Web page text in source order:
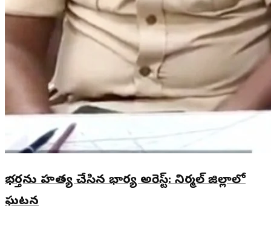
భర్తను హత్య చేసిన భార్య అరెస్ట్: నిర్మల్ జిల్లాలో
ఘటన